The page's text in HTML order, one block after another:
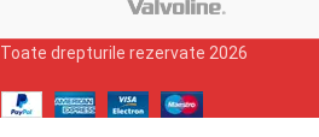
Toate drepturile rezervate 2026